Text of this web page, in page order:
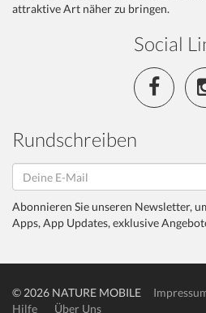
attraktive Art näher zu bringen.
Social
Rundschreiben
Abonnieren Sie unseren Newsletter,
Apps, App Updates, exklusive
© 2026 NATURE MOBILE
Hilfe
Über Uns